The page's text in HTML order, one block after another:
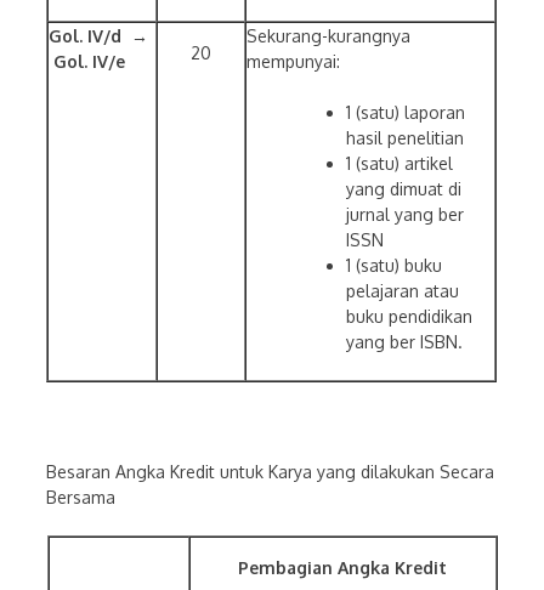
Gol. IV/d →
Gol. IV/e
20
Sekurang-kurangnya
mempunyai:
1 (satu) laporan
hasil penelitian
1 (satu) artikel
yang dimuat di
jurnal yang ber
ISSN
1 (satu) buku
pelajaran atau
buku pendidikan
yang ber ISBN.
Besaran Angka Kredit untuk Karya yang dilakukan Secara
Bersama
Pembagian Angka Kredit